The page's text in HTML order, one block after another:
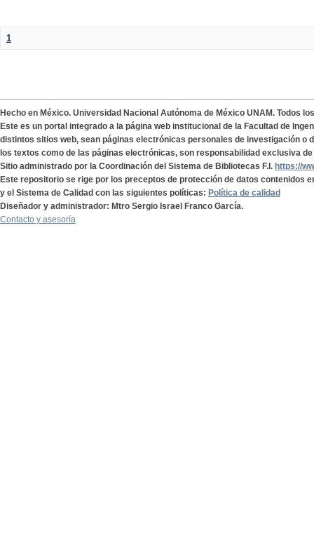
1
Hecho en México. Universidad Nacional Autónoma de México UNAM. Todos
Este es un portal integrado a la página web institucional de la Facultad de
distintos sitios web, sean páginas electrónicas personales de investigación o
los textos como de las páginas electrónicas, son responsabilidad exclusiva
Sitio administrado por la Coordinación del Sistema de Bibliotecas F.I. https://
Este repositorio se rige por los preceptos de protección de datos contenidos
y el Sistema de Calidad con las siguientes políticas: Política de calidad
Diseñador y administrador: Mtro Sergio Israel Franco García.
Contacto y asesoría